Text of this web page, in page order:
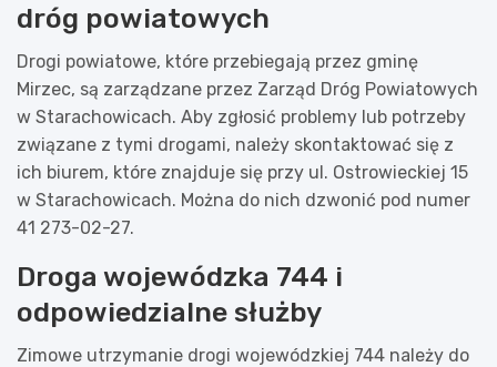
dróg powiatowych
Drogi powiatowe, które przebiegają przez gminę
Mirzec, są zarządzane przez Zarząd Dróg Powiatowych
w Starachowicach. Aby zgłosić problemy lub potrzeby
związane z tymi drogami, należy skontaktować się z
ich biurem, które znajduje się przy ul. Ostrowieckiej 15
w Starachowicach. Można do nich dzwonić pod numer
41 273-02-27.
Droga wojewódzka 744 i
odpowiedzialne służby
Zimowe utrzymanie drogi wojewódzkiej 744 należy do